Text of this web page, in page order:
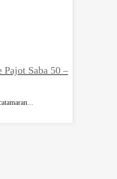
Pajot Saba 50 –